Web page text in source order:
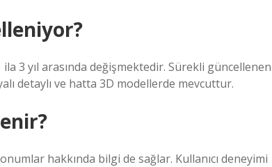
3 yıl arasında değişmektedir. Sürekli güncellenen
detaylı ve hatta 3D modellerde mevcuttur.
hakkında bilgi de sağlar. Kullanıcı deneyimi